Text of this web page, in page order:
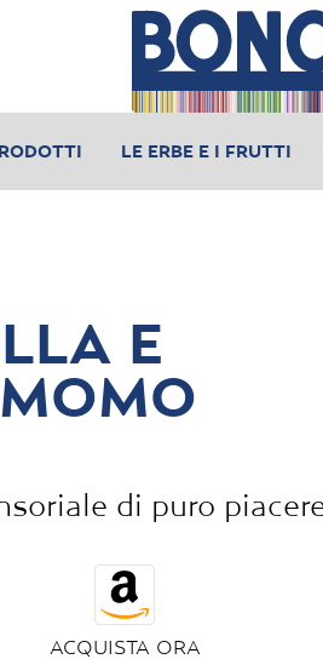
LE ERBE E I FRUTTI
E
di puro
ACQUISTA ORA